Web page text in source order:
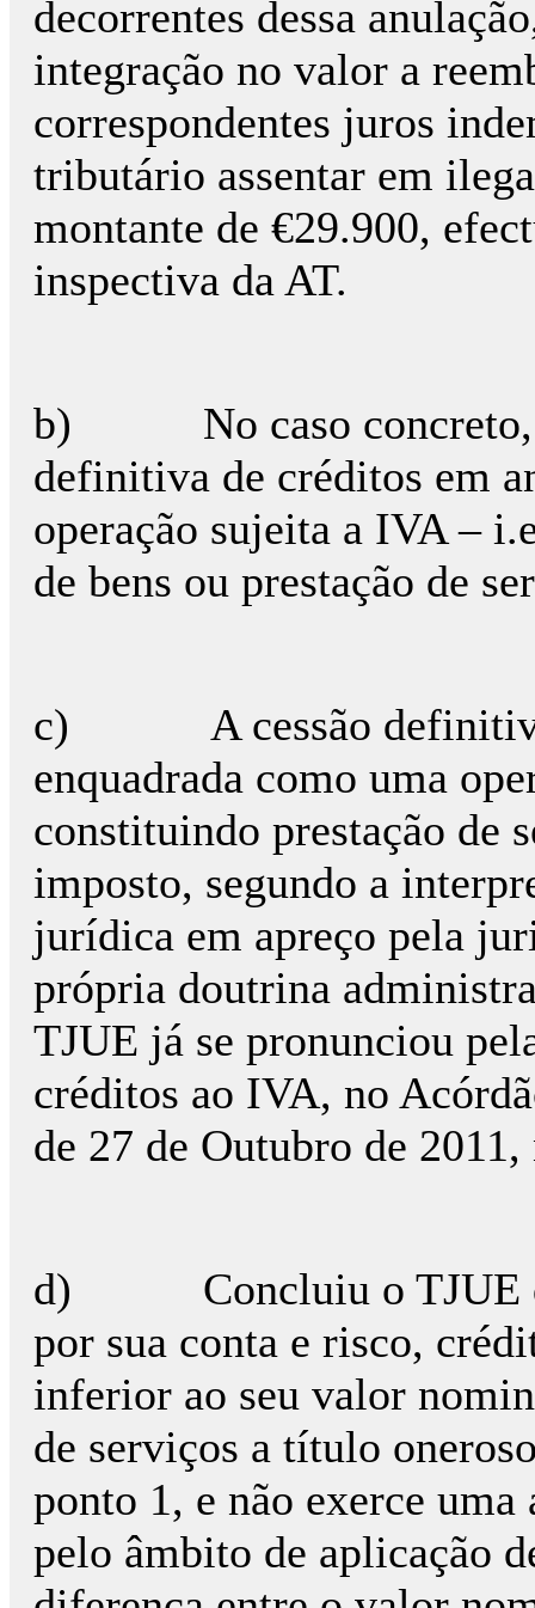
decorrentes dessa
integração no valor a
correspondentes juros
tributário assentar em
montante de €29.900,
inspectiva da AT.
b) No caso concreto,
definitiva de créditos em
operação sujeita a IVA –
de bens ou prestação de
c) A cessão definitiva
enquadrada como uma
constituindo prestação de
imposto, segundo a
jurídica em apreço pela
própria doutrina
TJUE já se pronunciou
créditos ao IVA, no
de 27 de Outubro de
d) Concluiu o TJUE
por sua conta e risco,
inferior ao seu valor
de serviços a título
ponto 1, e não exerce
pelo âmbito de aplicação